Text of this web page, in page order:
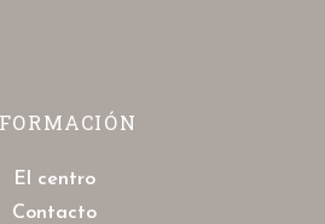
El centro
Contacto